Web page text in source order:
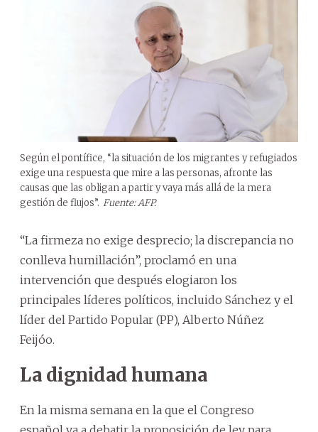
Según el pontífice, “la situación de los migrantes y refugiados
exige una respuesta que mire a las personas, afronte las
causas que las obligan a partir y vaya más allá de la mera
gestión de flujos”. Fuente: AFP.
“La firmeza no exige desprecio; la discrepancia no
conlleva humillación”, proclamó en una
intervención que después elogiaron los
principales líderes políticos, incluido Sánchez y el
líder del Partido Popular (PP), Alberto Núñez
Feijóo.
La dignidad humana
En la misma semana en la que el Congreso